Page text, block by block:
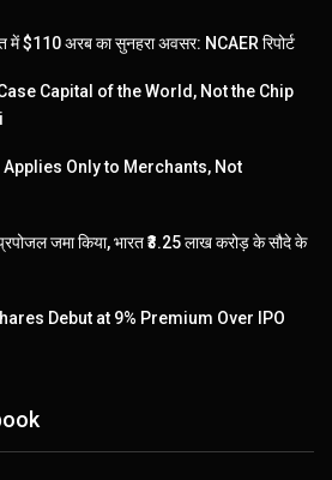
में $110 अरब का सुनहरा अवसर: NCAER रिपोर्ट
Capital of the World, Not the Chip
Applies Only to Merchants, Not
जमा किया, भारत ₹3.25 लाख करोड़ के सौदे के
Debut at 9% Premium Over IPO